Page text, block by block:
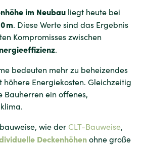
im Neubau liegt heute bei
m. Diese Werte sind das Ergebnis
Kompromisses zwischen
.
bedeuten mehr zu beheizendes
höhere Energiekosten. Gleichzeitig
Bauherren ein offenes,
wie der CLT-Bauweise,
Deckenhöhen ohne große